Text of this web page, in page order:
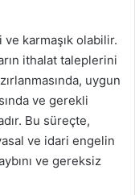
karmaşık olabilir.
ithalat taleplerini
uygun
ve gerekli
Bu süreçte,
ve idari engelin
ve gereksiz